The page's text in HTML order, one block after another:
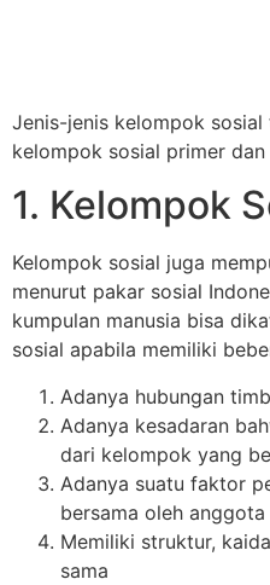
Jenis-jenis kelompok
kelompok sosial primer dan
1. Kelompok
Kelompok sosial juga
menurut pakar sosial
kumpulan manusia bisa
sosial apabila memiliki
Adanya hubungan
Adanya kesadaran
dari kelompok yang
Adanya suatu faktor
bersama oleh
Memiliki struktur,
sama